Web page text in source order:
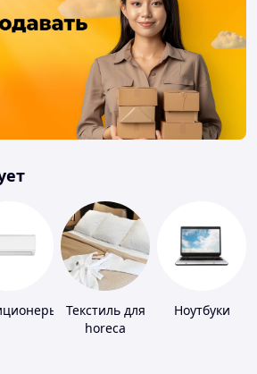
Текстиль для
horeca
Ноутбуки